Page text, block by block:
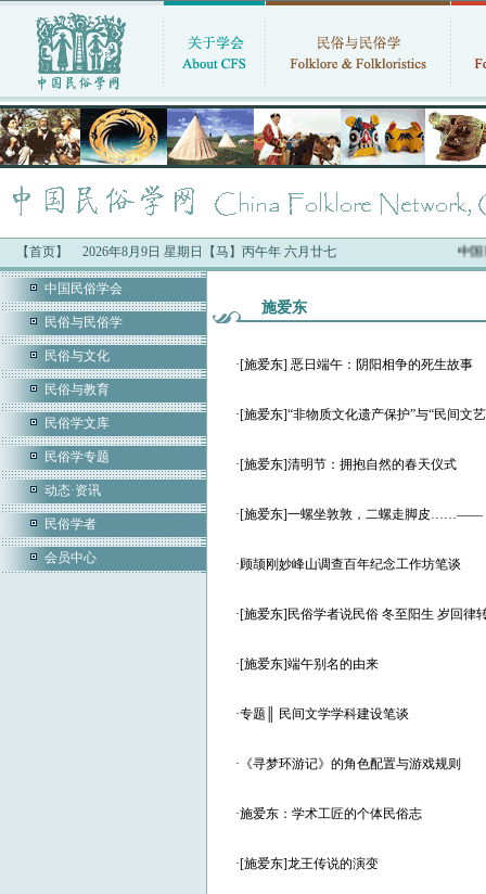
【首页】 2026年8月9日 星期日【马】丙午年 六月廿七 中国
中国民俗学会
民俗与民俗学
民俗与文化
民俗与教育
民俗学文库
民俗学专题
动态·资讯
民俗学者
会员中心
施爱东
·[施爱东] 恶日端午：阴阳相争的死生故事
·[施爱东]“非物质文化遗产保护”与“民间文
·[施爱东]清明节：拥抱自然的春天仪式
·[施爱东]一螺坐敦敦，二螺走脚皮……——
·顾颉刚妙峰山调查百年纪念工作坊笔谈
·[施爱东]民俗学者说民俗 冬至阳生 岁回律
·[施爱东]端午别名的由来
·专题║ 民间文学学科建设笔谈
· 《寻梦环游记》的角色配置与游戏规则
·施爱东：学术工匠的个体民俗志
·[施爱东]龙王传说的演变